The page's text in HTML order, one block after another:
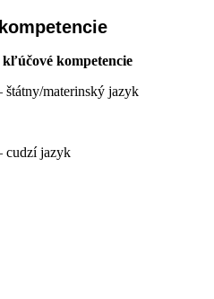
kľúčové kompetencie
štátny/materinský jazyk
cudzí jazyk